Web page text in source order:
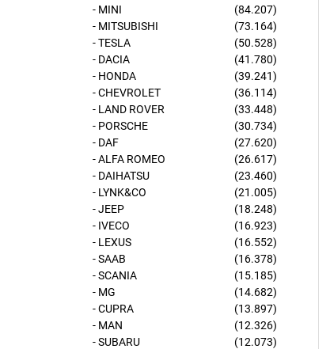
- MINI
(84.207)
- MITSUBISHI
(73.164)
- TESLA
(50.528)
- DACIA
(41.780)
- HONDA
(39.241)
- CHEVROLET
(36.114)
- LAND ROVER
(33.448)
- PORSCHE
(30.734)
- DAF
(27.620)
- ALFA ROMEO
(26.617)
- DAIHATSU
(23.460)
- LYNK&CO
(21.005)
- JEEP
(18.248)
- IVECO
(16.923)
- LEXUS
(16.552)
- SAAB
(16.378)
- SCANIA
(15.185)
- MG
(14.682)
- CUPRA
(13.897)
- MAN
(12.326)
- SUBARU
(12.073)